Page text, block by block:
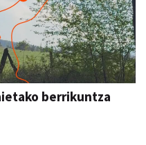
berrikuntza